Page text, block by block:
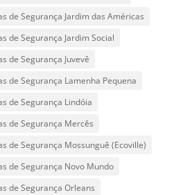
de Segurança Jardim das Américas
de Segurança Jardim Social
de Segurança Juvevê
de Segurança Lamenha Pequena
de Segurança Lindóia
de Segurança Mercês
de Segurança Mossunguê (Ecoville)
de Segurança Novo Mundo
de Segurança Orleans